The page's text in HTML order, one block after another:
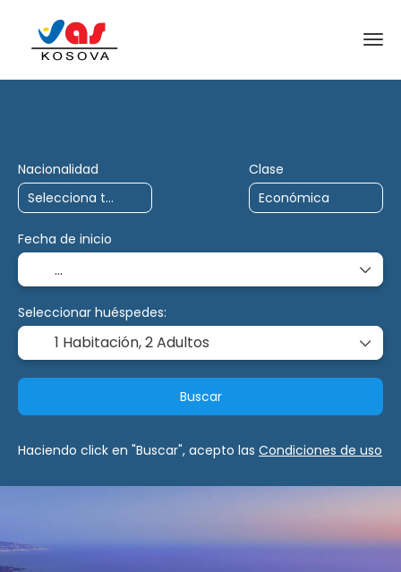
Nacionalidad Clase
Fecha de inicio
Seleccionar huéspedes:
1 Habitación,2 Adultos
Buscar
Haciendo click en "Buscar", acepto las Condiciones de uso